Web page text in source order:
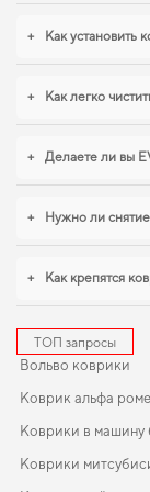
функциональностью,
+ Как установить
+ Как легко
+ Делаете ли вы
+ Нужно ли
+ Как крепятся
ТОП запросы
Вольво коврики
Коврик альфа
Коврики в машину
Коврики